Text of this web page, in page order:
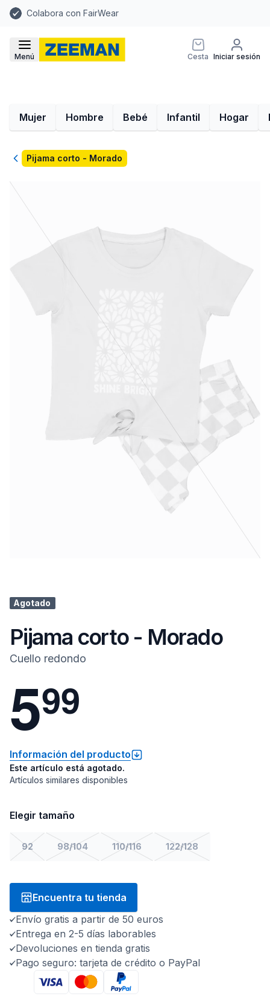
Colabora con FairWear
Menú Cesta Iniciar sesión
Mujer Hombre Bebé Infantil Hogar
VolverPijama corto - Morado
Agotado
Pijama corto - Morado
Cuello redondo
599
Información del producto
Este artículo está agotado.
Artículos similares disponibles
Elegir tamaño
92 98/104 110/116 122/128
Encuentra tu tienda
Envío gratis a partir de 50 euros
Entrega en 2-5 días laborables
Devoluciones en tienda gratis
Pago seguro: tarjeta de crédito o PayPal